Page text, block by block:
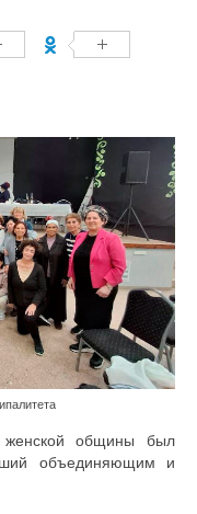
женской общины был
объединяющим и